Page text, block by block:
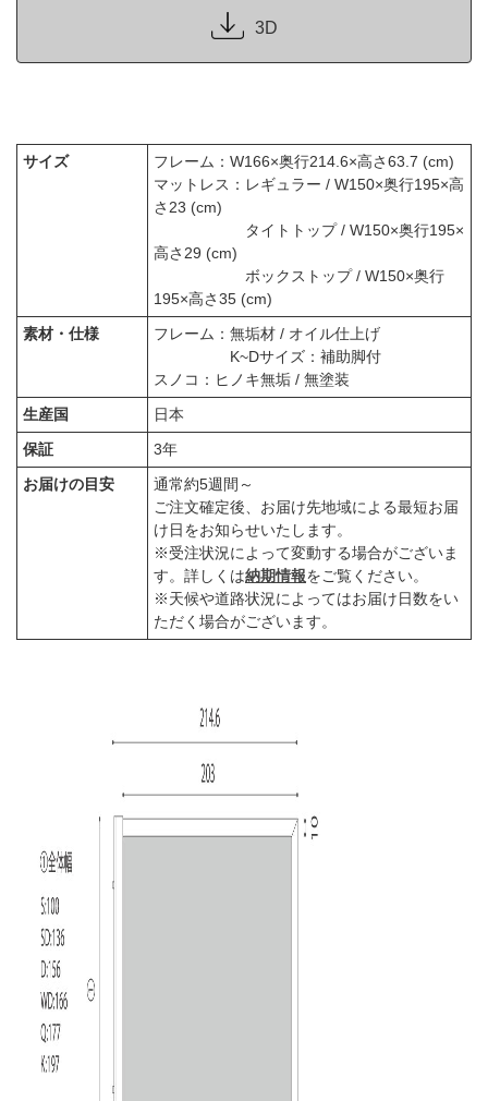
3D
サイズ
フレーム：W166×奥行214.6×高さ63.7 (cm)
マットレス：レギュラー / W150×奥行195×高
さ23 (cm)
タイトトップ / W150×奥行195×
高さ29 (cm)
ボックストップ / W150×奥行
195×高さ35 (cm)
素材・仕様
フレーム：無垢材 / オイル仕上げ
K~Dサイズ：補助脚付
スノコ：ヒノキ無垢 / 無塗装
生産国
日本
保証
3年
お届けの目安
通常約5週間～
ご注文確定後、お届け先地域による最短お届
け日をお知らせいたします。
※受注状況によって変動する場合がございま
す。詳しくは納期情報をご覧ください。
※天候や道路状況によってはお届け日数をい
ただく場合がございます。